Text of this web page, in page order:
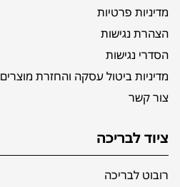
מדיניות פרטיות
הצהרת נגישות
הסדרי נגישות
מדיניות ביטול עסקה והחזרת מוצרים
צור קשר
ציוד לבריכה
רובוט לבריכה